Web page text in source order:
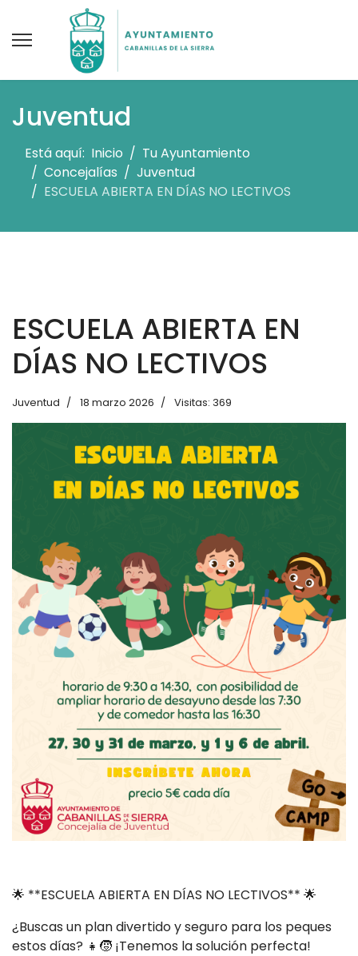
Juventud
Está aquí: Inicio
Tu Ayuntamiento
Concejalías
Juventud
ESCUELA ABIERTA EN DÍAS NO LECTIVOS
ESCUELA ABIERTA EN
DÍAS NO LECTIVOS
Juventud 18 marzo 2026 Visitas: 369
🌟 **ESCUELA ABIERTA EN DÍAS NO LECTIVOS** 🌟
¿Buscas un plan divertido y seguro para los peques
estos días? 👧🧒 ¡Tenemos la solución perfecta!